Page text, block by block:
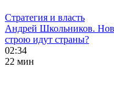
Стратегия и власть
Андрей Школьников.
строю идут страны?
02:34
22 мин